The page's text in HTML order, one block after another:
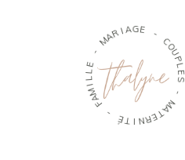
-
MARIAGE
-
C
O
U
P
L
S
-
M
A
T
E
R
N
I
T
É
-
F
A
M
I
L
E